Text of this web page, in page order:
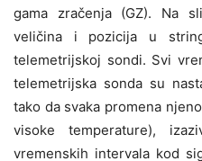
gama zračenja (GZ). Na
veličina i pozicija u
telemetrijskoj sondi. Svi
telemetrijska sonda su
tako da svaka promena
visoke temperature),
vremenskih intervala kod